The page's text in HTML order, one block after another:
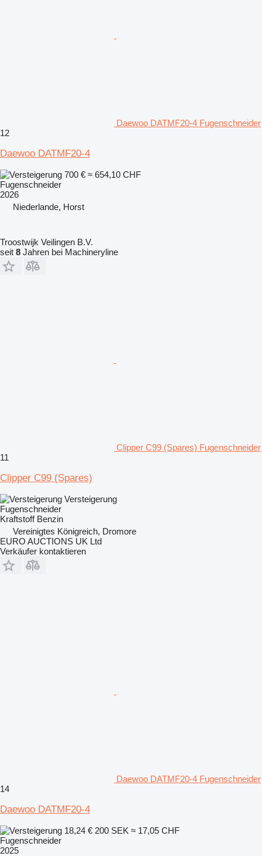
Daewoo DATMF20-4 Fugenschneider
12
Daewoo DATMF20-4
700 € ≈ 654,10 CHF
Fugenschneider
2026
Niederlande, Horst
Troostwijk Veilingen B.V.
seit 8 Jahren bei Machineryline
Clipper C99 (Spares) Fugenschneider
11
Clipper C99 (Spares)
Versteigerung
Fugenschneider
Kraftstoff Benzin
Vereinigtes Königreich, Dromore
EURO AUCTIONS UK Ltd
Verkäufer kontaktieren
Daewoo DATMF20-4 Fugenschneider
14
Daewoo DATMF20-4
18,24 € 200 SEK ≈ 17,05 CHF
Fugenschneider
2025